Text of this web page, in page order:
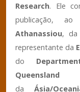
Research. Ele
publicação,
Athanassiou, da
representante da
do
Queensland
daÁsia/